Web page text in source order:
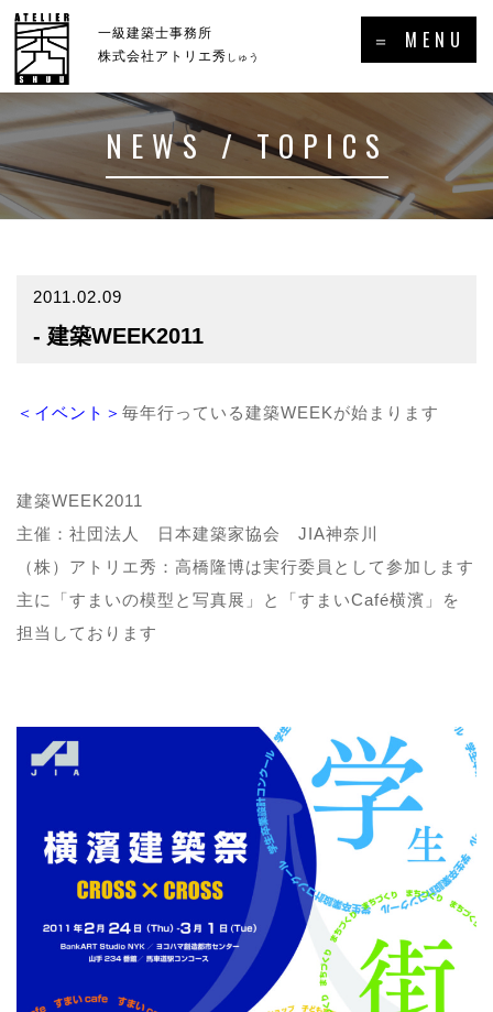
＝ MENU
一級建築士事務所
株式会社アトリエ秀 しゅう ×
ホーム
－HOME
新着情報・トピックス
事業案内
実績・受賞歴
NEWS / TOPICS
2011.02.09
- 建築WEEK2011
＜イベント＞ 毎年行っている建築WEEKが始まります
建築WEEK2011
主催：社団法人 日本建築家協会 JIA神奈川
（株）アトリエ秀：高橋隆博は実行委員として参加します
主に「すまいの模型と写真展」と「すまいCafé横濱」を
担当しております